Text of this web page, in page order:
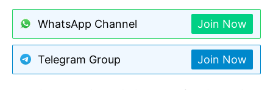
WhatsApp Channel Join Now
Telegram Group Join Now